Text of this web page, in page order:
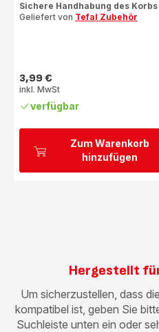
Zum Warenkorb
hinzufügen
Sichere Handhabung des Korbs
Geliefert von Tefal Zubehör
Preis
3,99 €
inkl. MwSt
verfügbar
Hergestellt
Um sicherzustellen, dass
kompatibel ist, geben Sie
Suchleiste unten ein oder